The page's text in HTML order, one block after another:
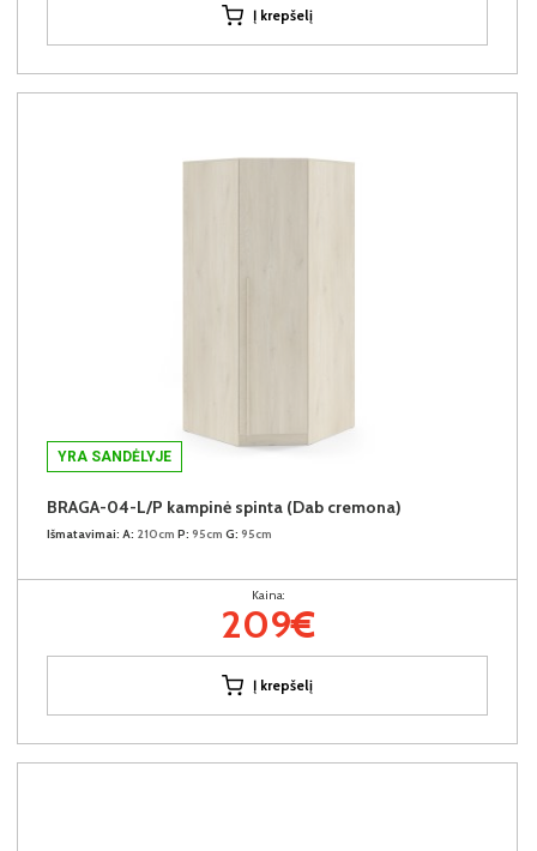
Į krepšelį
YRA SANDĖLYJE
BRAGA-04-L/P kampinė spinta (Dab cremona)
Išmatavimai: A: 210cm P: 95cm G: 95cm
Kaina:
209€
Į krepšelį